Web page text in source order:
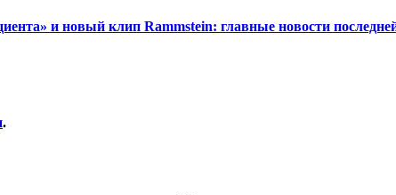
и новый клип Rammstein: главные новости
.